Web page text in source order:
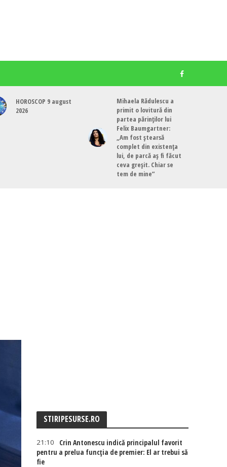
HOROSCOP 9 august
2026
Mihaela Rădulescu a
primit o lovitură din
partea părinților lui
Felix Baumgartner:
„Am fost ștearsă
complet din existența
lui, de parcă aș fi făcut
ceva greșit. Chiar se
tem de mine”
STIRIPESURSE.RO
21:10
Crin Antonescu indică principalul favorit
pentru a prelua funcția de premier: El ar trebui să
fie